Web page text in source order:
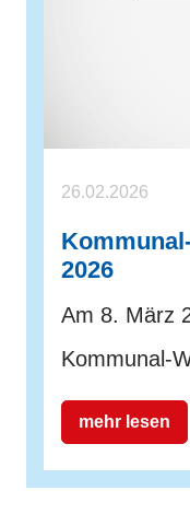
26.02.2026
2026
Am 8. März
Kommunal-
mehr lesen